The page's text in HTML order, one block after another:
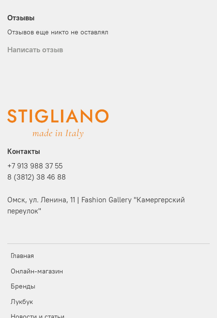
Отзывы
Отзывов еще никто не оставлял
Написать отзыв
Главная
Онлайн-магазин
Бренды
Лукбук
Контакты
+7 913 988 37 55
8 (3812) 38 46 88
Омск, ул. Ленина, 11 | Fashion Gallery "Камергерский
переулок"